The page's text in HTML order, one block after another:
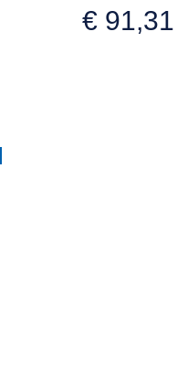
€ 91,31